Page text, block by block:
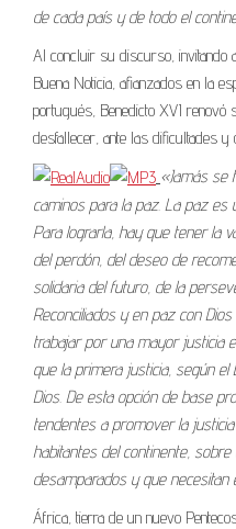
de cada país y de todo el
Al concluir su discurso, invitando
Buena Noticia, afianzados en la
portugués, Benedicto XVI renovó
desfallecer, ante las dificultades y
«Jamás se
caminos para la paz. La paz
Para lograrla, hay que tener la
del perdón, del deseo de
solidaria del futuro, de la
Reconciliados y en paz con
trabajar por una mayor justicia
que la primera justicia, según el
Dios. De esta opción de base
tendentes a promover la
habitantes del continente,
desamparados y que necesitan
África, tierra de un nuevo